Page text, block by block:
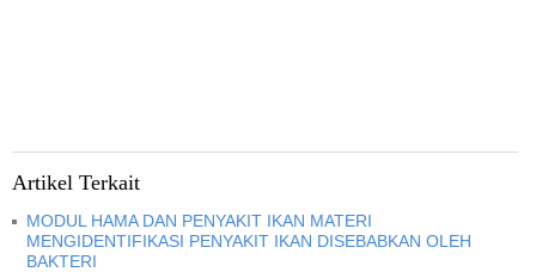
Artikel Terkait
MODUL HAMA DAN PENYAKIT IKAN MATERI
MENGIDENTIFIKASI PENYAKIT IKAN DISEBABKAN OLEH
BAKTERI